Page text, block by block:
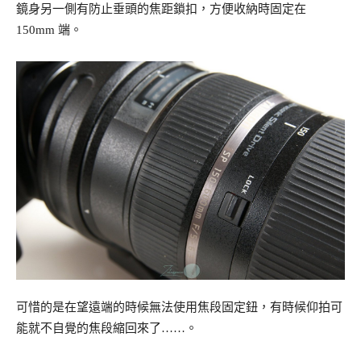
鏡身另一側有防止垂頭的焦距鎖扣，方便收納時固定在
150mm 端。
可惜的是在望遠端的時候無法使用焦段固定鈕，有時候仰拍可
能就不自覺的焦段縮回來了……。